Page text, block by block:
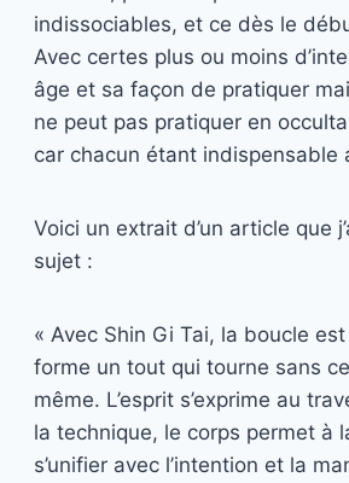
indissociables, et ce dès le
Avec certes plus ou moins
âge et sa façon de pratiquer
ne peut pas pratiquer en
car chacun étant indispensable
Voici un extrait d’un article que
sujet :
« Avec Shin Gi Tai, la boucle
forme un tout qui tourne sans
même. L’esprit s’exprime au
la technique, le corps permet à
s’unifier avec l’intention et la